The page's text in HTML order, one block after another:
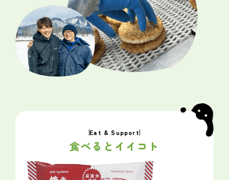
Eat & Support
食べるとイイコト